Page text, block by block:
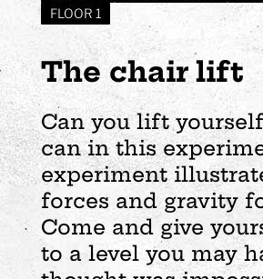
FLOOR 1
The chair lift
Can you lift
can in this
experiment
forces and gravity
Come and give
to a level you may